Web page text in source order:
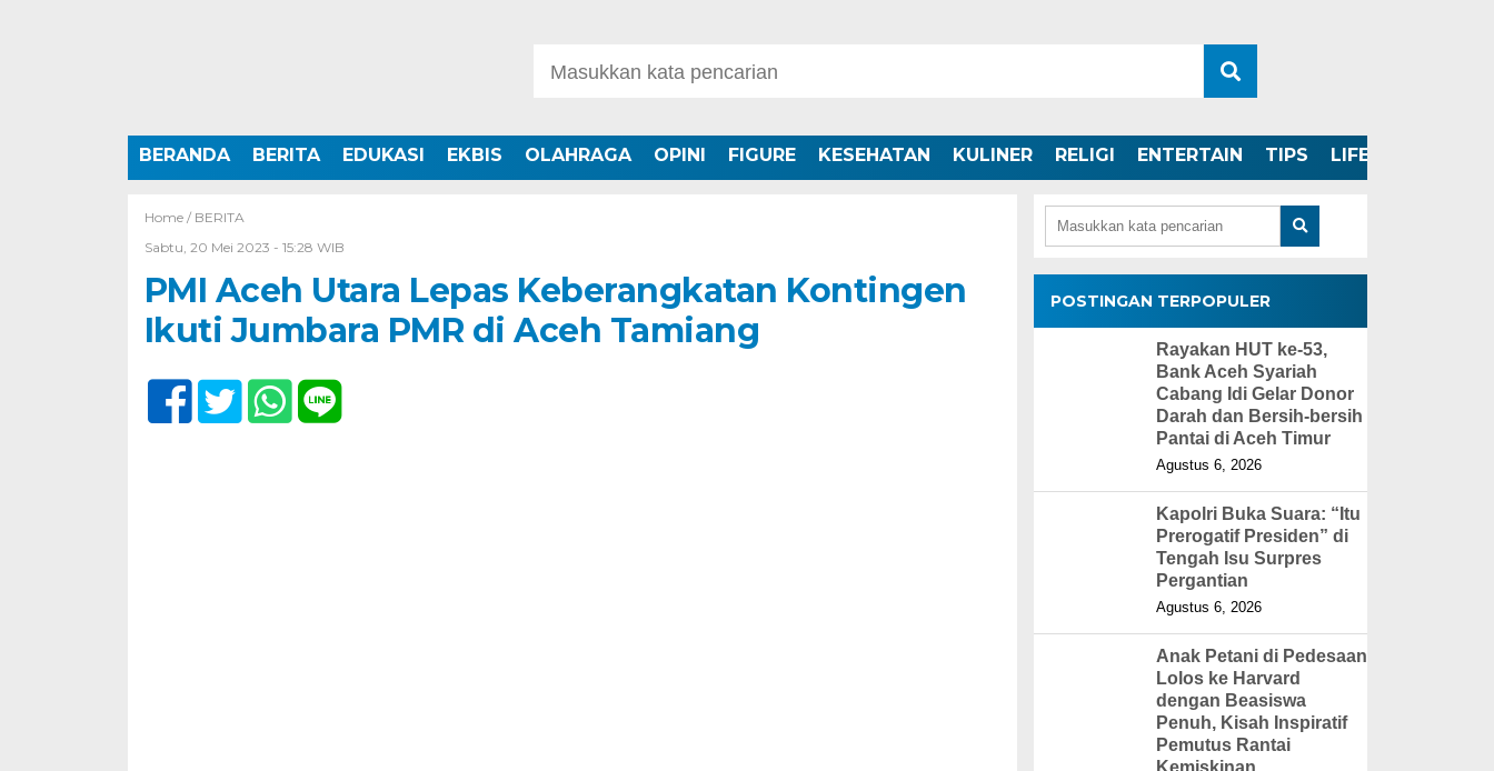
BERANDA BERITA EDUKASI EKBIS OLAHRAGA OPINI FIGURE KESEHATAN KULINER RELIGI ENTERTAIN TIPS LIFESTYLE
Home / BERITA
Sabtu, 20 Mei 2023 - 15:28 WIB
PMI Aceh Utara Lepas Keberangkatan Kontingen
Ikuti Jumbara PMR di Aceh Tamiang
POSTINGAN TERPOPULER
Rayakan HUT ke-53,
Bank Aceh Syariah
Cabang Idi Gelar Donor
Darah dan Bersih-bersih
Pantai di Aceh Timur
Agustus 6, 2026
Kapolri Buka Suara: “Itu
Prerogatif Presiden” di
Tengah Isu Surpres
Pergantian
Agustus 6, 2026
Anak Petani di Pedesaan
Lolos ke Harvard
dengan Beasiswa
Penuh, Kisah Inspiratif
Pemutus Rantai
Kemiskinan